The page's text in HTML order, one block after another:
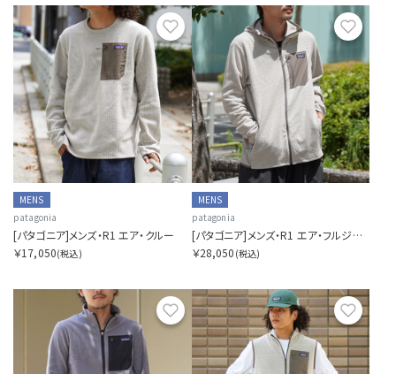
お気に入り
MENS
patagonia
[パタゴニア]メンズ・R1 エア・クルー
￥17,050(税込)
お気
MENS
patagonia
[パタゴニア]メンズ・R1 エア・フルジップ・フーディ
￥28,050 (税込)
お気に入り お気